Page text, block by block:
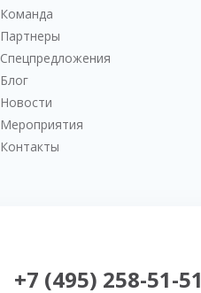
Команда
Партнеры
Спецпредложения
Блог
Новости
Мероприятия
Контакты
+7 (495) 258-51-51